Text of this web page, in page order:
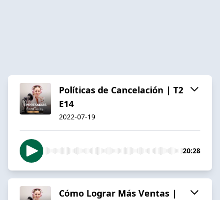
Políticas de Cancelación | T2
E14
2022-07-19
20:28
Cómo Lograr Más Ventas |